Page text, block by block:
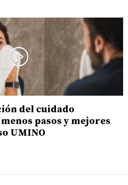
del cuidado
pasos y mejores
UMINO